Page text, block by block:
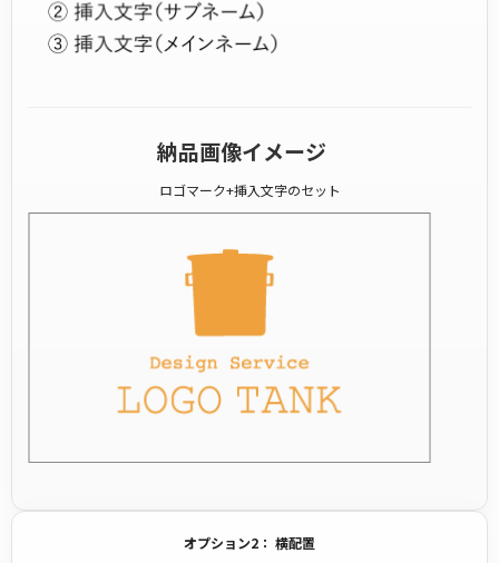
納品画像イメージ
ロゴマーク+挿入文字のセット
オプション2： 横配置